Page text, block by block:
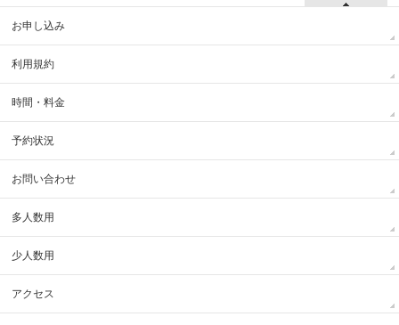
お申し込み
利用規約
時間・料金
予約状況
お問い合わせ
多人数用
少人数用
アクセス